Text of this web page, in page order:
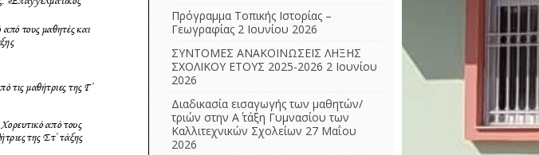
Πρόγραμμα Τοπικής Ιστορίας –
Γεωγραφίας 2 Ιουνίου 2026
ΣΥΝΤΟΜΕΣ ΑΝΑΚΟΙΝΩΣΕΙΣ ΛΗΞΗΣ
ΣΧΟΛΙΚΟΥ ΕΤΟΥΣ 2025-2026 2 Ιουνίου
2026
Διαδικασία εισαγωγής των μαθητών/
τριών στην Α΄ τάξη Γυμνασίου των
Καλλιτεχνικών Σχολείων 27 Μαΐου
2026